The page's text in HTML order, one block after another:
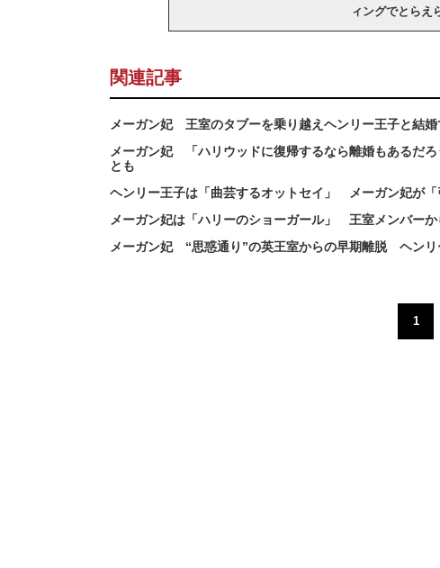
ィングでとらえ
関連記事
メーガン妃 王室のタブーを乗り越えヘンリー王子と結
メーガン妃 「ハリウッドに復帰するなら離婚もあるだ
とも
ヘンリー王子は「曲芸するオットセイ」 メーガン妃が
メーガン妃は「ハリーのショーガール」 王室メンバー
メーガン妃 “思惑通り”の英王室からの早期離脱 ヘン
1